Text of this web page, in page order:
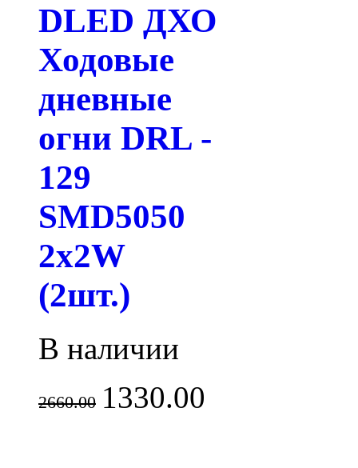
DLED ДХО
Ходовые
дневные
огни DRL -
129
SMD5050
2x2W
(2шт.)
В наличии
2660.00 1330.00